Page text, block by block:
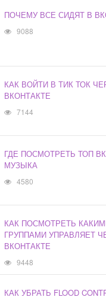
ПОЧЕМУ ВСЕ СИДЯТ В
9088
КАК ВОЙТИ В ТИК ТОК
ВКОНТАКТЕ
7144
ГДЕ ПОСМОТРЕТЬ ТОП
МУЗЫКА
4580
КАК ПОСМОТРЕТЬ
ГРУППАМИ УПРАВЛЯЕТ
ВКОНТАКТЕ
9448
КАК УБРАТЬ FLOOD